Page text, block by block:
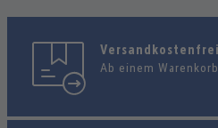
Versandkostenfrei
Ab einem